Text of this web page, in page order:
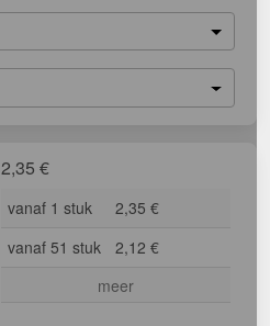
2,35 €
vanaf 1 stuk
2,35 €
vanaf 51 stuk
2,12 €
meer